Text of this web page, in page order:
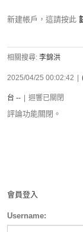
新建帳戶，這請按此
相關搜尋: 李錦洪
2025/04/25 00:02:42
台 -- 迴響已關閉
評論功能關閉。
會員登入
Username: